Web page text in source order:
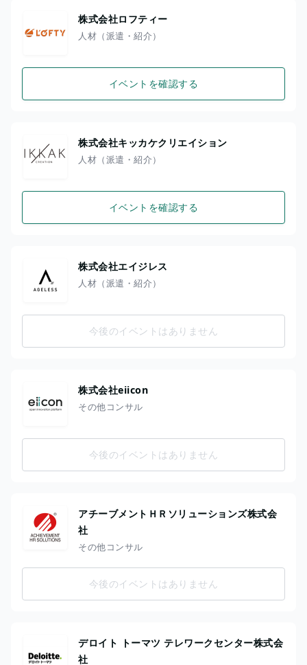
株式会社ロフティー
人材（派遣・紹介）
イベントを確認する
株式会社キッカケクリエイション
人材（派遣・紹介）
イベントを確認する
株式会社エイジレス
人材（派遣・紹介）
今後のイベントはありません
株式会社eiicon
その他コンサル
今後のイベントはありません
アチーブメントＨＲソリューションズ株式会
社
その他コンサル
今後のイベントはありません
デロイト トーマツ テレワークセンター株式会
社